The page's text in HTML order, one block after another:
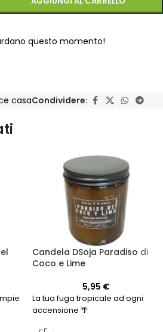
questo momento!
casaCondividere:
Candela DSoja Paradiso di
Coco e Lime
5,95 €
La tua fuga tropicale ad ogni
accensione 🌴